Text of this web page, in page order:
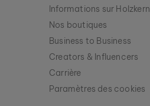
Informations sur Holzkern
Nos boutiques
Business to Business
Creators & Influencers
Carrière
Paramètres des cookies